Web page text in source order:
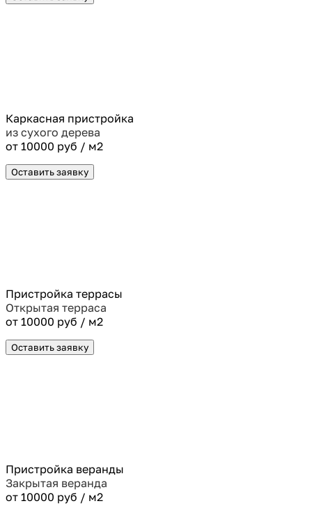
Каркасная пристройка
из сухого дерева
от 10000 руб / м2
Оставить заявку
Пристройка террасы
Открытая терраса
от 10000 руб / м2
Оставить заявку
Пристройка веранды
Закрытая веранда
от 10000 руб / м2